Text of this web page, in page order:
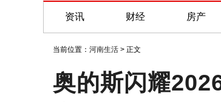
资讯 财经 房产
当前位置： 河南生活 > 正文
奥的斯闪耀